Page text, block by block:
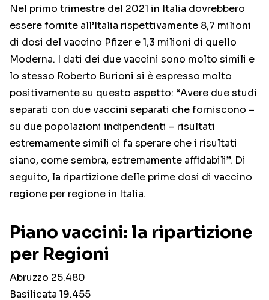
Nel primo trimestre del 2021 in Italia dovrebbero
essere fornite all’Italia rispettivamente 8,7 milioni
di dosi del vaccino Pfizer e 1,3 milioni di quello
Moderna. I dati dei due vaccini sono molto simili e
lo stesso Roberto Burioni si è espresso molto
positivamente su questo aspetto: “Avere due studi
separati con due vaccini separati che forniscono –
su due popolazioni indipendenti – risultati
estremamente simili ci fa sperare che i risultati
siano, come sembra, estremamente affidabili”. Di
seguito, la ripartizione delle prime dosi di vaccino
regione per regione in Italia.
Piano vaccini: la ripartizione
per Regioni
Abruzzo 25.480
Basilicata 19.455